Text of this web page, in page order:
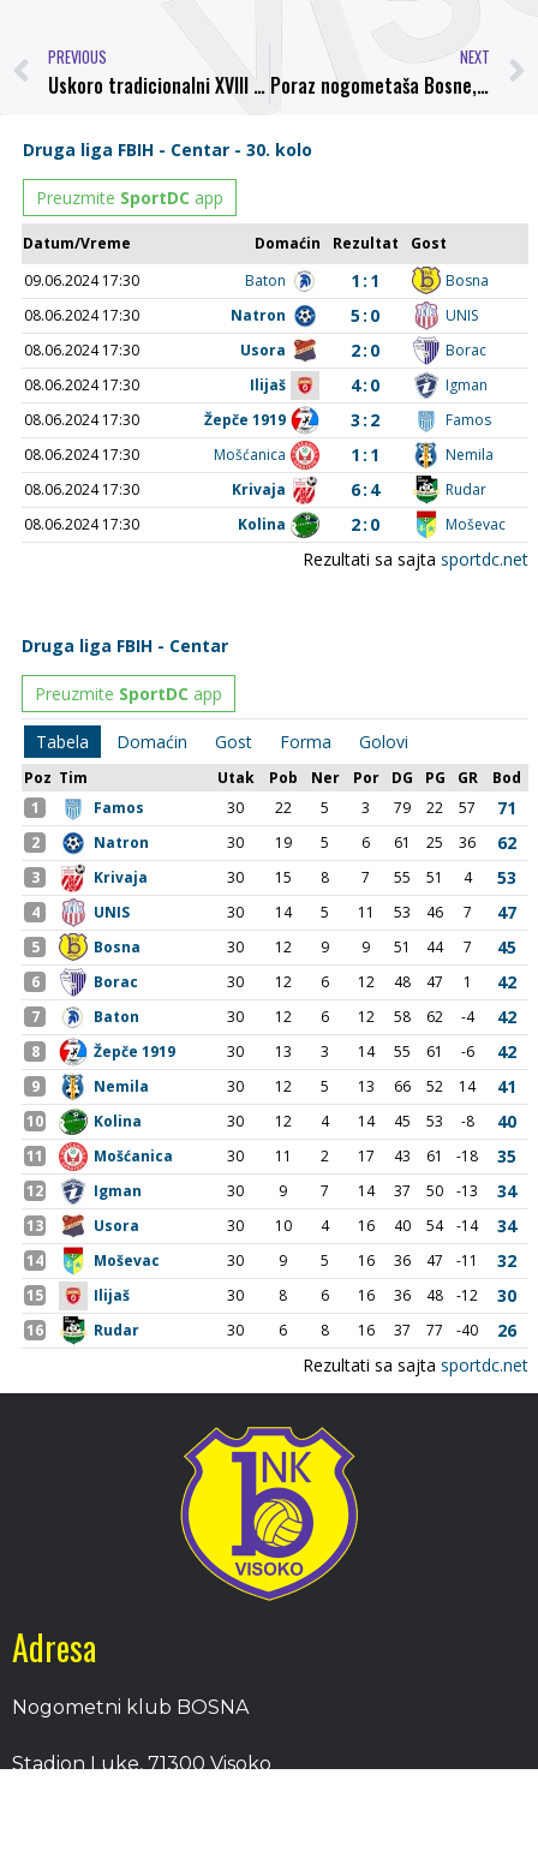
PREVIOUS
Uskoro tradicionalni XVIII Memorijalni turnir u malom nogometu “Jusuf Skopljak – Sesa – Lazo”, prijave otvorene još uvijek
NEXT
Poraz nogometaša Bosne, Hasanhodžić odlazi u Travnik
Adresa
Nogometni klub BOSNA
Stadion Luke, 71300 Visoko